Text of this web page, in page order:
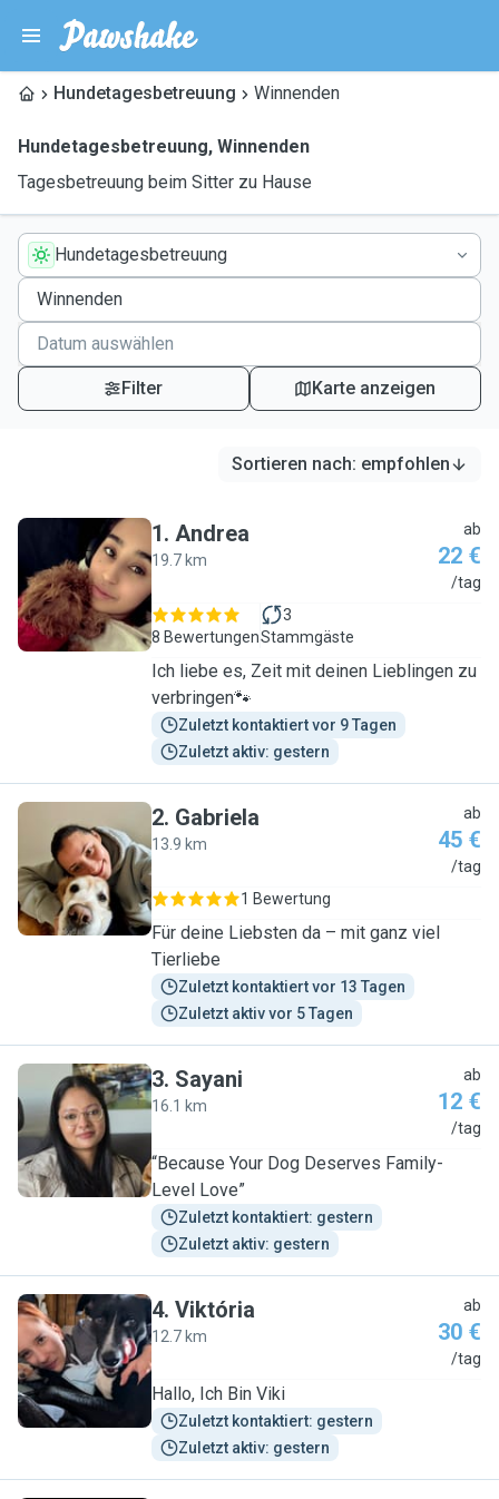
Hundetagesbetreuung Winnenden
Hundetagesbetreuung, Winnenden
Tagesbetreuung beim Sitter zu Hause
Hundetagesbetreuung
Filter Karte anzeigen
Sortieren nach: empfohlen
A
1. Andrea
19.7 km
ab
22 €
/tag
8 Bewertungen
3
Stammgäste
Ich liebe es, Zeit mit deinen Lieblingen zu
verbringen🐾
Zuletzt kontaktiert vor 9 Tagen
Zuletzt aktiv: gestern
G
2. Gabriela
13.9 km
ab
45 €
/tag
1 Bewertung
Für deine Liebsten da – mit ganz viel
Tierliebe
Zuletzt kontaktiert vor 13 Tagen
Zuletzt aktiv vor 5 Tagen
S
3. Sayani
16.1 km
ab
12 €
/tag
“Because Your Dog Deserves Family-
Level Love”
Zuletzt kontaktiert: gestern
Zuletzt aktiv: gestern
V
4. Viktória
12.7 km
ab
30 €
/tag
Hallo, Ich Bin Viki
Zuletzt kontaktiert: gestern
Zuletzt aktiv: gestern